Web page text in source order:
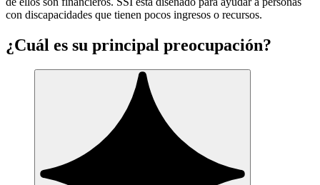
con discapacidades que tienen pocos ingresos o recursos.
¿Cuál es su principal preocupación?